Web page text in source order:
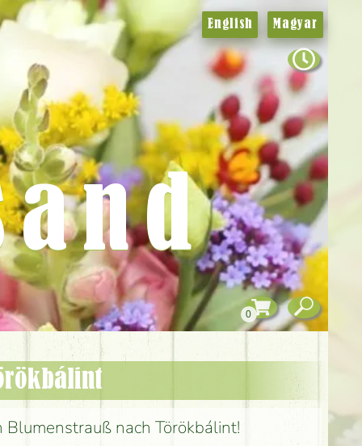
nach Törökbálint!
English Magyar
0